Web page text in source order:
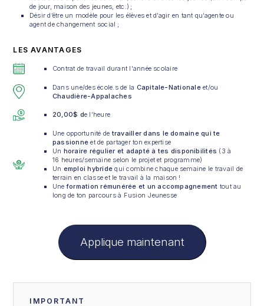
de jour, maison des jeunes, etc.) ;
Désir d’être un modèle pour les élèves et d’agir en tant qu’agente ou
agent de changement social ;
LES AVANTAGES
Contrat de travail durant l'année scolaire
Dans une/des école.s de la Capitale-Nationaleet/ou
Chaudière-Appalaches
20,00$ de l’heure
Une opportunité de travailler dans le domaine qui te
passionneet de partager ton expertise
Un horaire régulier et adapté à tes disponibilités (3 à
16 heures/semaine selon le projet et programme)
Un emploi hybride qui combine chaque semaine le travail de
terrain en classe et le travail à la maison !
Uneformation rémunérée et un accompagnement tout au
long de ton parcours à Fusion Jeunesse
Applique maintenant
IMPORTANT